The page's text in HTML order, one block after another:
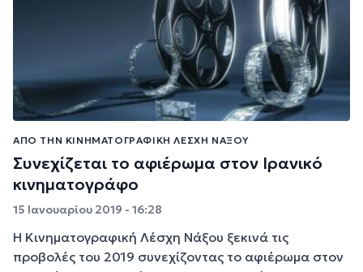
ΑΠΌ ΤΗΝ ΚΙΝΗΜΑΤΟΓΡΑΦΙΚΉ ΛΈΣΧΗ ΝΆΞΟΥ
Συνεχίζεται το αφιέρωμα στον Ιρανικό
κινηματογράφο
15 Ιανουαρίου 2019 - 16:28
Η Κινηματογραφική Λέσχη Νάξου ξεκινά τις
προβολές του 2019 συνεχίζοντας το αφιέρωμα στον